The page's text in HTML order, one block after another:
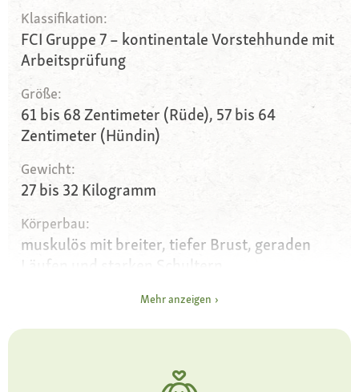
Klassifikation:
FCI Gruppe 7 – kontinentale Vorstehhunde mit
Arbeitsprüfung
Größe:
61 bis 68 Zentimeter (Rüde), 57 bis 64
Zentimeter (Hündin)
Gewicht:
27 bis 32 Kilogramm
Körperbau:
muskulös mit breiter, tiefer Brust, geraden
Läufen und starken Schultern
mittelgroß, hoch und breit angesetzt
Mehr anzeigen